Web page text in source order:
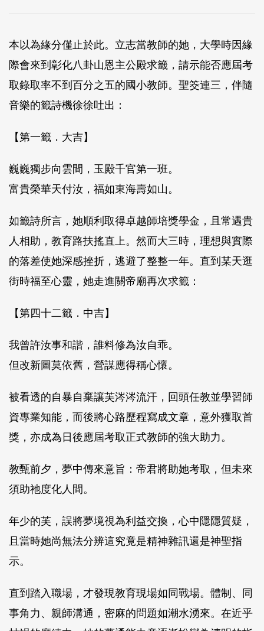
本以為緣分僅止於此。立志當教師的她，大學時因緣
際會來到彰化八卦山恩主公殿求籤，請示能否應屆考
取錄取率不到百分之五的國小教師。聖筊連三，伴隨
音樂的籤詩機徐徐吐出：
【第一籤．大吉】
巍巍獨步向雲間，玉殿千官第一班。
富貴榮華天付汝，福如東海壽如山。
如籤詩所言，她順利取得卓越師培獎學金，且常遇貴
人相助，教育路扶搖直上。然而大三時，理想與實際
的落差使她深感挫折，逃避了整整一年。直到某天逛
街時福至心靈，她走進關帝廟再次求籤：
【第四十二籤．中吉】
我曾許汝事和諧，誰料修為汝自乖。
但改新圖莫依舊，營謀應得稱心懷。
被看透的自暴自棄讓芙涔涔流汗，回頭任教並學習師
資專業知能，而後將心路歷程寫成文章，意外獲取首
獎，亦成為日後應屆考取正式教師的強大助力。
教甄前夕，夢中傳來意旨：帝君將助她考取，但未來
須助祂度化人間。
年少的芙，誤將夢境視為利益交換，心中隱隱質疑，
且當時她尚無法分辨這究竟是精神雜訊還是神聖指
示。
直到踏入職場，才發現教育現場如同戰場。體制、同
事角力、親師溝通，密麻的問題如潮水湧來。在近乎